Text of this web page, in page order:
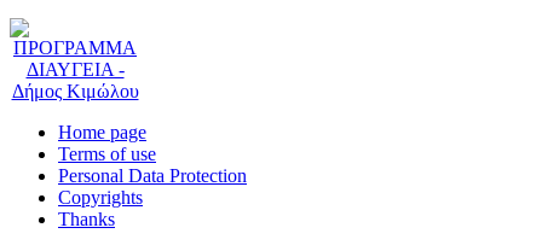
Home page
Terms of use
Personal Data Protection
Copyrights
Thanks